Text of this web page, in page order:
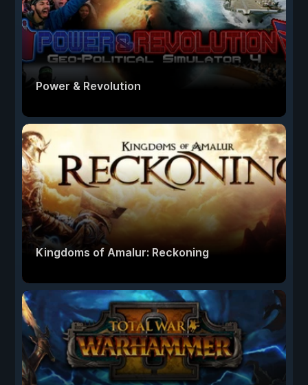
Power & Revolution
Kingdoms of Amalur: Reckoning